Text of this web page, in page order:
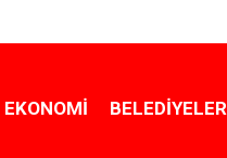
EKONOMI BELEDIYELER